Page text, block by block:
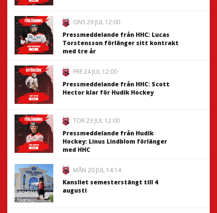
ONS 29 JUL 12:00
Pressmeddelande från HHC: Lucas
Torstensson förlänger sitt kontrakt
med tre år
FRE 24 JUL 12:00
Pressmeddelande från HHC: Scott
Hector klar för Hudik Hockey
TOR 23 JUL 12:00
Pressmeddelande från Hudik
Hockey: Linus Lindblom förlänger
med HHC
MÅN 20 JUL 14:14
Kansliet semesterstängt till 4
augusti